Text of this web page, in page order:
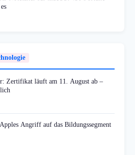
Zertifikat läuft am 11. August ab –
Angriff auf das Bildungssegment